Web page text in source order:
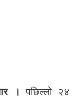
।पछिल्लो २४